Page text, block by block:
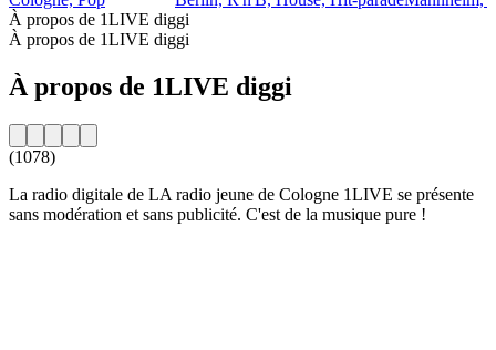
À propos de 1LIVE diggi
À propos de 1LIVE diggi
À propos de 1LIVE diggi
(1078)
La radio digitale de LA radio jeune de Cologne 1LIVE se présente
sans modération et sans publicité. C'est de la musique pure !